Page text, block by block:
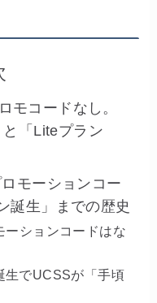
モコードなし。
と「Liteプラン
モーションコー
誕生」までの歴史
ションコードはな
でUCSSが「手頃